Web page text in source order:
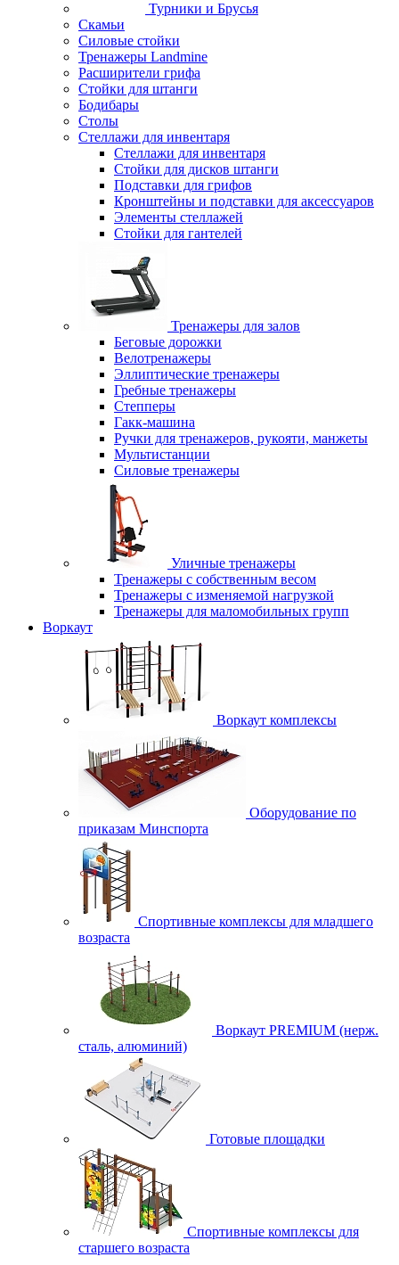
Турники и Брусья
Скамьи
Силовые стойки
Тренажеры Landmine
Расширители грифа
Стойки для штанги
Бодибары
Столы
Стеллажи для инвентаря
Стеллажи для инвентаря
Стойки для дисков штанги
Подставки для грифов
Кронштейны и подставки для аксессуаров
Элементы стеллажей
Стойки для гантелей
Тренажеры для залов
Беговые дорожки
Велотренажеры
Эллиптические тренажеры
Гребные тренажеры
Степперы
Гакк-машина
Ручки для тренажеров, рукояти, манжеты
Мультистанции
Силовые тренажеры
Уличные тренажеры
Тренажеры с собственным весом
Тренажеры с изменяемой нагрузкой
Тренажеры для маломобильных групп
Воркаут
Воркаут комплексы
Оборудование по
приказам Минспорта
Спортивные комплексы для младшего
возраста
Воркаут PREMIUM (нерж.
сталь, алюминий)
Готовые площадки
Спортивные комплексы для
старшего возраста